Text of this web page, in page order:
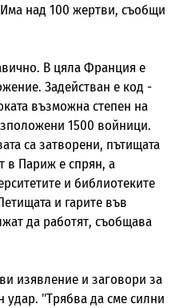
над 100 жертви, съобщи
В цяла Франция е
Задействан е код -
възможна степен на
1500 войници.
са затворени, пътищата
в Париж е спрян, а
и библиотеките
и гарите във
да работят, съобщава
изявление и заговори за
удар. "Трябва да сме силни